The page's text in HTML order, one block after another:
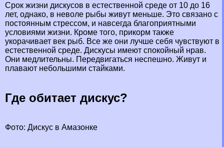
Срок жизни дискусов в естественной среде от 10 до 16
лет, однако, в неволе рыбы живут меньше. Это связано с
постоянным стрессом, и навсегда благоприятными
условиями жизни. Кроме того, прикорм также
укорачивает век рыб. Все же они лучше себя чувствуют в
естественной среде. Дискусы имеют спокойный нрав.
Они медлительны. Передвигаться неспешно. Живут и
плавают небольшими стайками.
Где обитает дискус?
Фото: Дискус в Амaзoнке